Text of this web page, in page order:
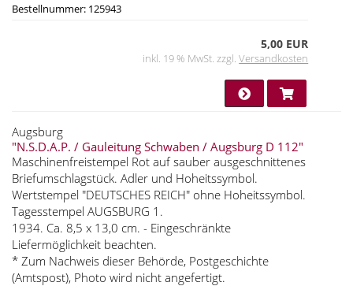
Bestellnummer: 125943
5,00 EUR
inkl. 19 % MwSt. zzgl.Versandkosten
Augsburg
"N.S.D.A.P. / Gauleitung Schwaben / Augsburg D 112"
Maschinenfreistempel Rot auf sauber ausgeschnittenes
Briefumschlagstück. Adler und Hoheitssymbol.
Wertstempel "DEUTSCHES REICH" ohne Hoheitssymbol.
Tagesstempel AUGSBURG 1.
1934. Ca. 8,5 x 13,0 cm. - Eingeschränkte
Liefermöglichkeit beachten.
* Zum Nachweis dieser Behörde, Postgeschichte
(Amtspost), Photo wird nicht angefertigt.